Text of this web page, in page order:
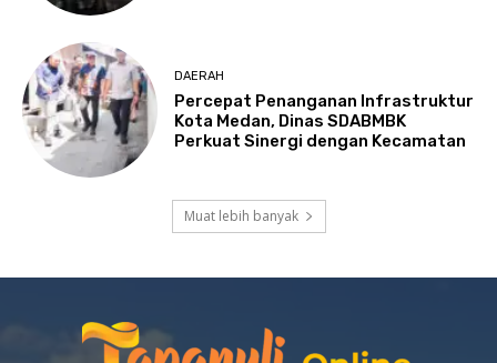
DAERAH
Percepat Penanganan Infrastruktur
Kota Medan, Dinas SDABMBK
Perkuat Sinergi dengan Kecamatan
Muat lebih banyak